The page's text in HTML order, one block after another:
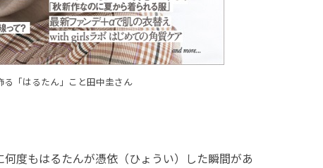
「はるたん」こと田中圭さん
度もはるたんが憑依（ひょうい）した瞬間があ